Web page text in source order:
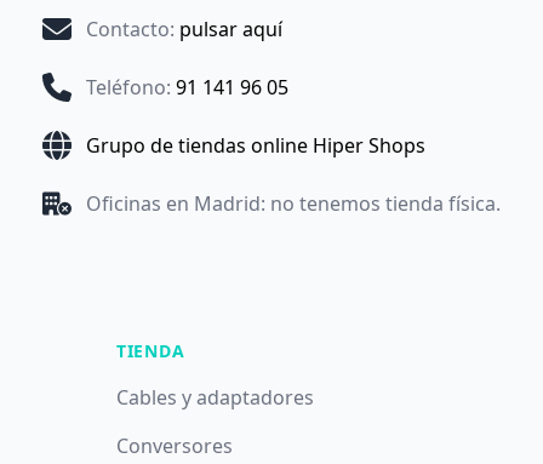
Contacto: pulsar aquí
Teléfono: 91 141 96 05
Grupo de tiendas online Hiper Shops
Oficinas en Madrid: no tenemos tienda física.
TIENDA
Cables y adaptadores
Conversores